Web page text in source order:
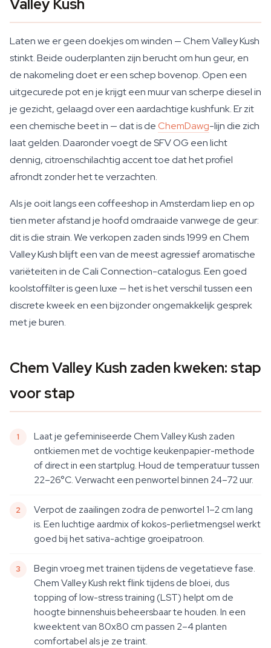
Valley Kush
Laten we er geen doekjes om winden — Chem Valley Kush
stinkt. Beide ouderplanten zijn berucht om hun geur, en
de nakomeling doet er een schep bovenop. Open een
uitgecurede pot en je krijgt een muur van scherpe diesel in
je gezicht, gelaagd over een aardachtige kushfunk. Er zit
een chemische beet in — dat is deChemDawg-lijn die zich
laat gelden. Daaronder voegt de SFV OG een licht
dennig, citroenschilachtig accent toe dat het profiel
afrondt zonder het te verzachten.
Als je ooit langs een coffeeshop in Amsterdam liep en op
tien meter afstand je hoofd omdraaide vanwege de geur:
dit is die strain. We verkopen zaden sinds 1999 en Chem
Valley Kush blijft een van de meest agressief aromatische
variëteiten in de Cali Connection-catalogus. Een goed
koolstoffilter is geen luxe — het is het verschil tussen een
discrete kweek en een bijzonder ongemakkelijk gesprek
met je buren.
Chem Valley Kush zaden kweken: stap
voor stap
Laat je gefeminiseerde Chem Valley Kush zaden
ontkiemen met de vochtige keukenpapier-methode
of direct in een startplug. Houd de temperatuur tussen
22–26°C. Verwacht een penwortel binnen 24–72 uur.
Verpot de zaailingen zodra de penwortel 1–2 cm lang
is. Een luchtige aardmix of kokos-perlietmengsel werkt
goed bij het sativa-achtige groeipatroon.
Begin vroeg met trainen tijdens de vegetatieve fase.
Chem Valley Kush rekt flink tijdens de bloei, dus
topping of low-stress training (LST) helpt om de
hoogte binnenshuis beheersbaar te houden. In een
kweektent van 80x80 cm passen 2–4 planten
comfortabel als je ze traint.